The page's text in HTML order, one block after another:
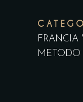
FRANCIA
METODO